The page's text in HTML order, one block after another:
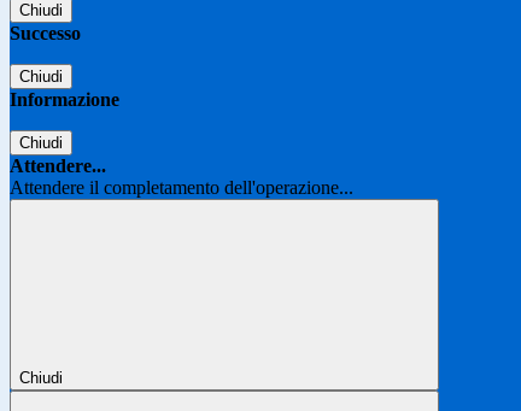
Chiudi
Successo
Chiudi
Informazione
Chiudi
Attendere...
Attendere il completamento dell'operazione...
Chiudi